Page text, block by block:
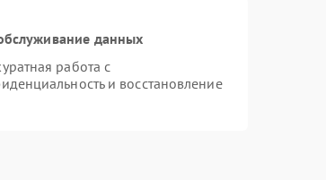
данных
работа с
и восстановление